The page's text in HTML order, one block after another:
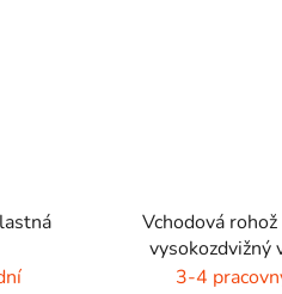
Vchodová
vysokozdvižný
3-4